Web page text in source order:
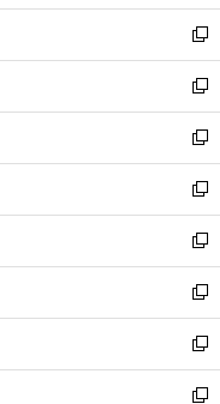
ウ
ィ
ン
ド
ウ
で
開
く
し
い
ウ
ィ
ン
ド
ウ
で
開
く
新
し
い
ウ
ィ
ン
ド
ウ
で
開
く
新
し
い
ウ
ィ
ン
ド
ウ
で
開
く
新
し
い
ウ
ィ
ン
ド
ウ
で
開
く
新
し
い
ウ
ィ
ン
ド
ウ
で
新
し
い
ウ
ィ
ン
ド
新
し
い
ウ
ィ
新
し
い